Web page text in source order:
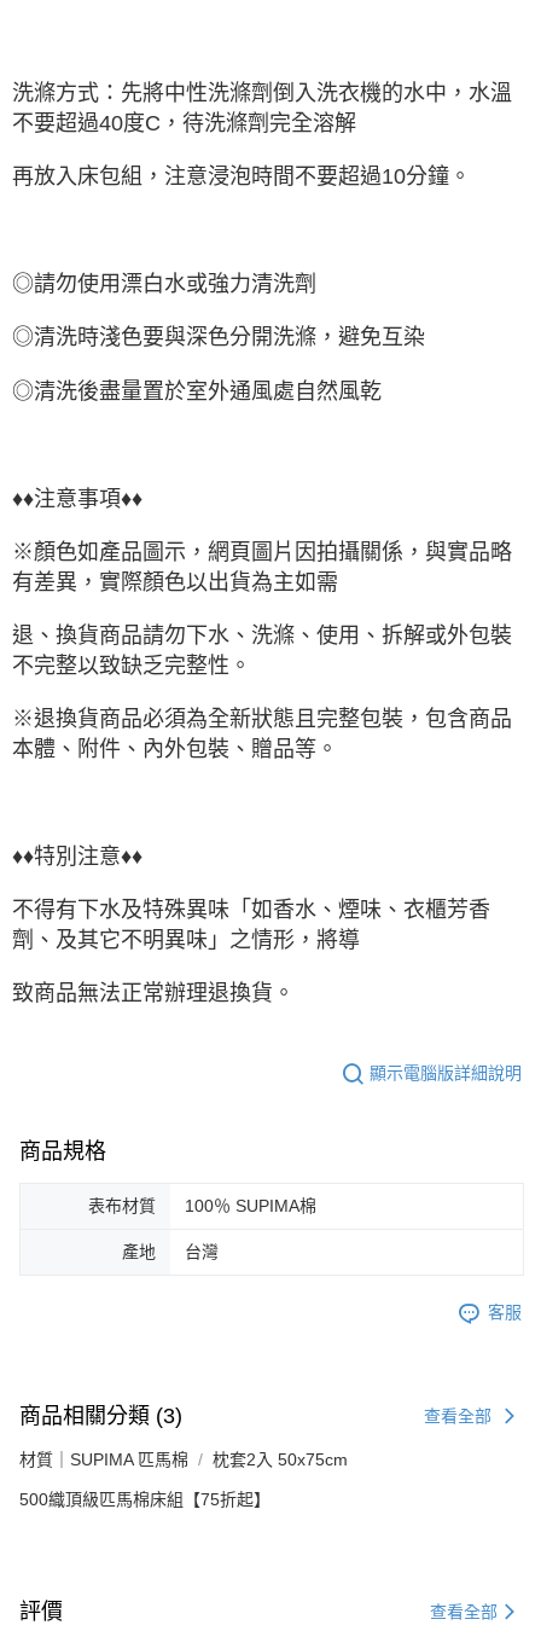
洗滌方式：先將中性洗滌劑倒入洗衣機的水中，水溫
不要超過40度C，待洗滌劑完全溶解
再放入床包組，注意浸泡時間不要超過10分鐘。
◎請勿使用漂白水或強力清洗劑
◎清洗時淺色要與深色分開洗滌，避免互染
◎清洗後盡量置於室外通風處自然風乾
♦♦注意事項♦♦
※顏色如產品圖示，網頁圖片因拍攝關係，與實品略
有差異，實際顏色以出貨為主如需
退、換貨商品請勿下水、洗滌、使用、拆解或外包裝
不完整以致缺乏完整性。
※退換貨商品必須為全新狀態且完整包裝，包含商品
本體、附件、內外包裝、贈品等。
♦♦特別注意♦♦
不得有下水及特殊異味「如香水、煙味、衣櫃芳香
劑、及其它不明異味」之情形，將導
致商品無法正常辦理退換貨。
顯示電腦版詳細說明
商品規格
表布材質 100％ SUPIMA棉
產地 台灣
客服
商品相關分類 (3) 查看全部
材質｜SUPIMA 匹馬棉 枕套2入 50x75cm
500織頂級匹馬棉床組【75折起】
評價 查看全部